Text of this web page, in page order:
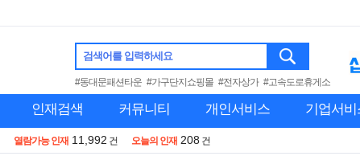
검색어를 입력하세요
#동대문패션타운 #가구단지쇼핑몰 #전자상가 #고속도로휴게소
인재검색 커뮤니티 개인서비스 기업서비
열람가능 인재 11,992 건 오늘의 인재 208 건